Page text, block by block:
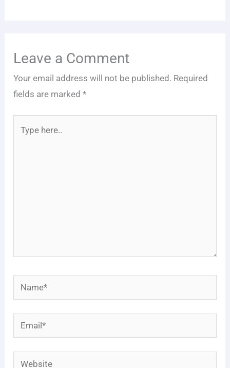
Leave a Comment
Your email address will not be published. Required
fields are marked*
Name*
Email*
Website